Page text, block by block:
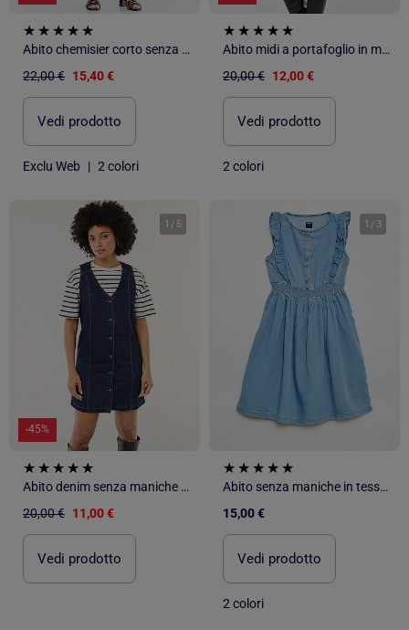
Abito chemisier corto senza maniche in misto lino
22,00 € 15,40 €
Vedi prodotto
Exclu Web | 2 colori
Abito midi a portafoglio in maglia
20,00 € 12,00 €
Vedi prodotto
2 colori
1 / 5
-45%
Abito denim senza maniche in cotone
20,00 € 11,00 €
Vedi prodotto
1 / 3
Abito senza maniche in tessuto leggero
15,00 €
Vedi prodotto
2 colori